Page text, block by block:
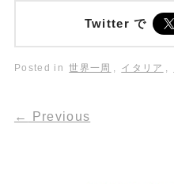
Twitter で
Posted in 世界一周 イタリア
← Previous